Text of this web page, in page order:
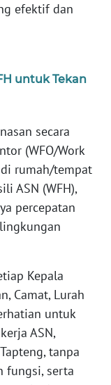
efektif dan
untuk Tekan
secara
(WFO/Work
rumah/tempat
ASN (WFH),
percepatan
Kepala
Camat, Lurah
untuk
ASN,
tanpa
fungsi, serta